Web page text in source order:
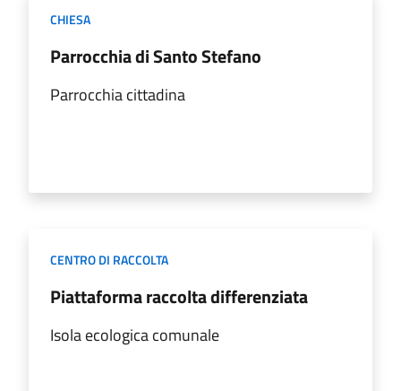
CHIESA
Parrocchia di Santo Stefano
Parrocchia cittadina
CENTRO DI RACCOLTA
Piattaforma raccolta differenziata
Isola ecologica comunale